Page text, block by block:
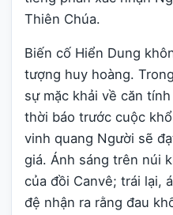
Thiên Chúa.
Biến cố Hiển Dung
tượng huy hoàng.
sự mặc khải về căn
thời báo trước cuộc
vinh quang Người sẽ
giá. Ánh sáng trên núi
của đồi Canvê; trái lại,
đệ nhận ra rằng đau